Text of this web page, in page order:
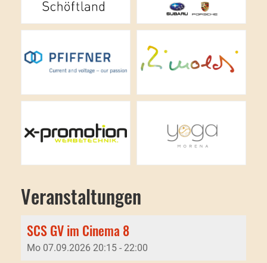
Veranstaltungen
SCS GV im Cinema 8
Mo 07.09.2026 20:15 - 22:00